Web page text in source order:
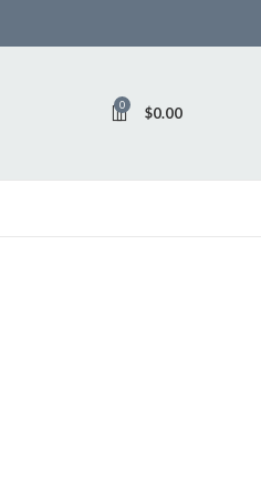
0 $0.00